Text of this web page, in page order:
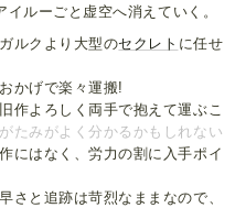
ルーごと虚空へ消えていく。
ルクより大型のセクレト に任せ
かげで楽々運搬!
作よろしく両手で抱えて運ぶこ
たみがよく分かるかもしれない
にはなく、労力の割に入手ポイ
さと追跡は苛烈なままなので、